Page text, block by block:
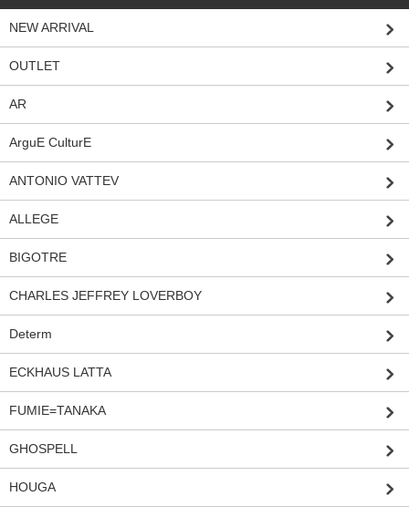
NEW ARRIVAL
OUTLET
AR
ArguE CulturE
ANTONIO VATTEV
ALLEGE
BIGOTRE
CHARLES JEFFREY LOVERBOY
Determ
ECKHAUS LATTA
FUMIE=TANAKA
GHOSPELL
HOUGA